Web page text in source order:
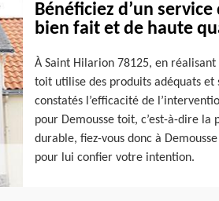
Bénéficiez d’un
bien fait et de haute
À Saint Hilarion 78125, en
toit utilise des produits adéquats et
constatés l’efficacité de
pour Demousse toit, c’est-à-dire la
durable, fiez-vous donc à
pour lui confier votre intention.